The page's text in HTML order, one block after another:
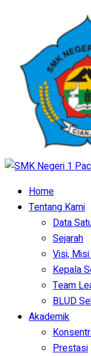
Home
Tentang Kami
Data
Sejarah
Visi, Misi
Kepala
Team
BLUD
Akademik
Prestasi